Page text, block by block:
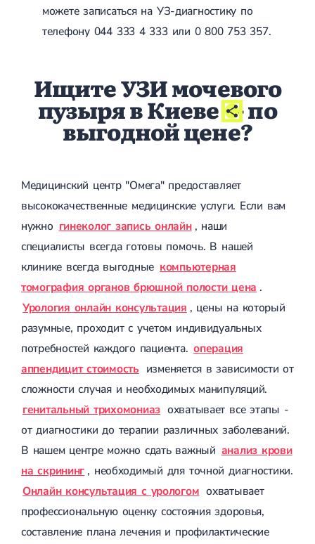
можете записаться на УЗ-диагностику по
телефону 044 333 4 333 или 0 800 753 357.
Ищите УЗИ мочевого
пузыря в Киеве - по
выгодной цене?
Медицинский центр "Омега" предоставляет
высококачественные медицинские услуги. Если вам
нужно гинеколог запись онлайн , наши
специалисты всегда готовы помочь. В нашей
клинике всегда выгодные компьютерная
томография органов брюшной полости цена .
Урология онлайн консультация , цены на который
разумные, проходит с учетом индивидуальных
потребностей каждого пациента. операция
аппендицит стоимость изменяется в зависимости от
сложности случая и необходимых манипуляций.
генитальный трихомониаз охватывает все этапы -
от диагностики до терапии различных заболеваний.
В нашем центре можно сдать важный анализ крови
на скрининг , необходимый для точной диагностики.
Онлайн консультация с урологом охватывает
профессиональную оценку состояния здоровья,
составление плана лечения и профилактические